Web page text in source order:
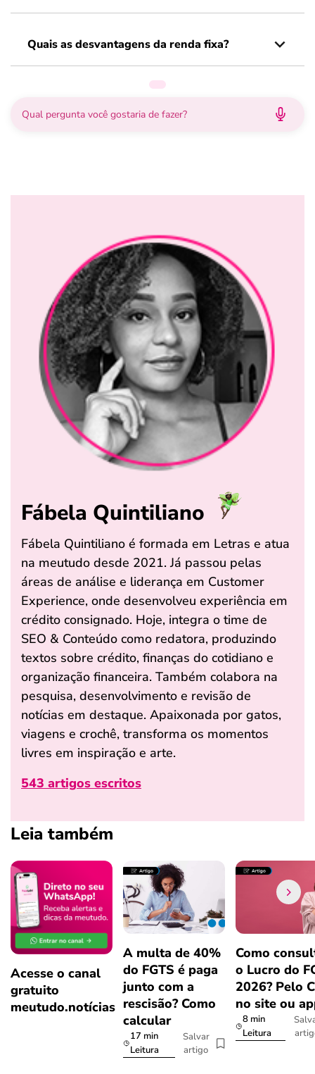
Quais as desvantagens da renda fixa?
Fábela Quintiliano
Fábela Quintiliano é formada em Letras e atua
na meutudo desde 2021. Já passou pelas
áreas de análise e liderança em Customer
Experience, onde desenvolveu experiência em
crédito consignado. Hoje, integra o time de
SEO & Conteúdo como redatora, produzindo
textos sobre crédito, finanças do cotidiano e
organização financeira. Também colabora na
pesquisa, desenvolvimento e revisão de
notícias em destaque. Apaixonada por gatos,
viagens e crochê, transforma os momentos
livres em inspiração e arte.
543 artigos escritos
Leia também
Acesse o canal
gratuito
meutudo.notícias
A multa de 40%
do FGTS é paga
junto com a
rescisão? Como
calcular
17 min
Leitura
Salvar
artigo
Como
o Lucro do
2026? Pelo
no site ou
8 min
Leitura